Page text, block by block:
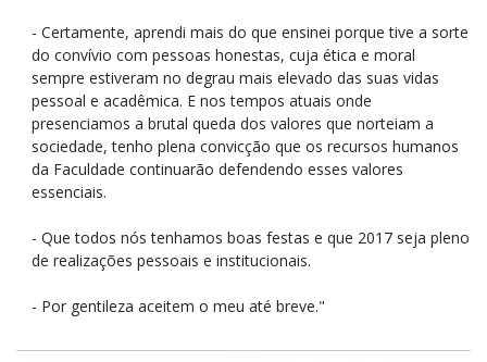
- Certamente, aprendi mais do que ensinei porque tive a sorte
do convívio com pessoas honestas, cuja ética e moral
sempre estiveram no degrau mais elevado das suas vidas
pessoal e acadêmica. E nos tempos atuais onde
presenciamos a brutal queda dos valores que norteiam a
sociedade, tenho plena convicção que os recursos humanos
da Faculdade continuarão defendendo esses valores
essenciais.
- Que todos nós tenhamos boas festas e que 2017 seja pleno
de realizações pessoais e institucionais.
- Por gentileza aceitem o meu até breve."